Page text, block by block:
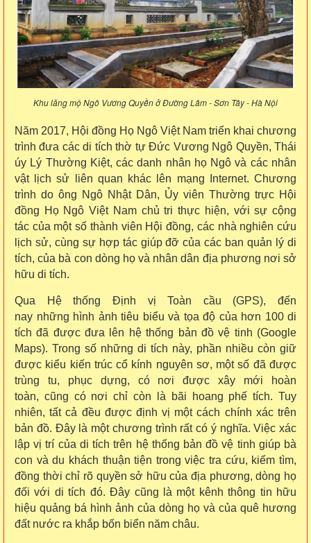
Khu lăng mộ Ngô Vương Quyền ở Đường Lâm - Sơn Tây - Hà Nội
Năm 2017, Hội đồng Họ Ngô Việt Nam triển khai chương
trình đưa các di tích thờ tự Đức Vương Ngô Quyền, Thái
úy Lý Thường Kiệt, các danh nhân họ Ngô và các nhân
vật lịch sử liên quan khác lên mạng Internet. Chương
trình do ông Ngô Nhật Dân, Ủy viên Thường trực Hội
đồng Họ Ngô Việt Nam chủ tri thực hiện, với sự cộng
tác của một số thành viên Hội đồng, các nhà nghiên cứu
lịch sử, cùng sự hợp tác giúp đỡ của các ban quản lý di
tích, của bà con dòng họ và nhân dân địa phương nơi sở
hữu di tích.
Qua Hệ thống Định vị Toàn cầu (GPS), đến
nay những hình ảnh tiêu biểu và tọa độ của hơn 100 di
tích đã được đưa lên hệ thống bản đồ vệ tinh (Google
Maps). Trong số những di tích này, phần nhiều còn giữ
được kiểu kiến trúc cổ kính nguyên sơ, một số đã được
trùng tu, phục dựng, có nơi được xây mới hoàn
toàn, cũng có nơi chỉ còn là bãi hoang phế tích. Tuy
nhiên, tất cả đều được định vị một cách chính xác trên
bản đồ. Đây là một chương trình rất có ý nghĩa. Việc xác
lập vị trí của di tích trên hệ thống bản đồ vệ tinh giúp bà
con và du khách thuận tiện trong việc tra cứu, kiếm tìm,
đồng thời chỉ rõ quyền sở hữu của địa phương, dòng họ
đối với di tích đó. Đây cũng là một kênh thông tin hữu
hiệu quảng bá hình ảnh của dòng họ và của quê hương
đất nước ra khắp bốn biển năm châu.